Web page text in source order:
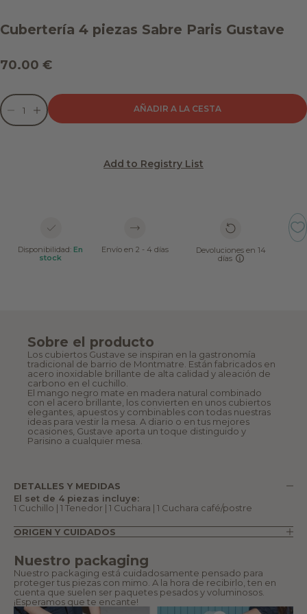
Cubertería 4 piezas Sabre Paris Gustave
Precio de oferta
70.00 €
Reducir cantidad
Reducir cantidad
AÑADIR A LA CESTA
Add to Registry List
Disponibilidad:En
stock
Envío en 2 - 4 días
Devoluciones en 14
días
Sobre el producto
Los cubiertos Gustave se inspiran en la gastronomía
tradicional de barrio de Montmatre. Están fabricados en
acero inoxidable brillante de alta calidad y aleación de
carbono en el cuchillo.
El mango negro mate en madera natural combinado
con el acero brillante, los convierten en unos cubiertos
elegantes, apuestos y combinables con todas nuestras
ideas para vestir la mesa. A diario o en tus mejores
ocasiones, Gustave aporta un toque distinguido y
Parisino a cualquier mesa.
DETALLES Y MEDIDAS
El set de 4 piezas incluye:
1 Cuchillo | 1 Tenedor | 1 Cuchara | 1 Cuchara café/postre
ORIGEN Y CUIDADOS
Nuestro packaging
Nuestro packaging está cuidadosamente pensado para
proteger tus piezas con mimo. A la hora de recibirlo, ten en
cuenta que suelen ser paquetes pesados y voluminosos.
¡Esperamos que te encante!